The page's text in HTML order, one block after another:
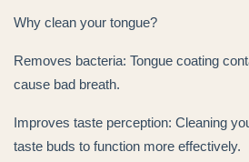
Why clean your tongue?
Removes bacteria: Tongue coating
cause bad breath.
Improves taste perception: Cleaning
taste buds to function more effectively.